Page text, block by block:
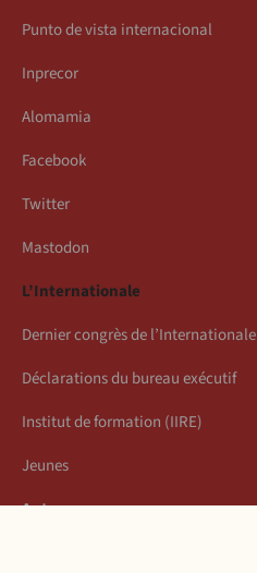
Punto de vista internacional
Inprecor
Alomamia
Facebook
Twitter
Mastodon
L’Internationale
Dernier congrès de l’Internationale
Déclarations du bureau exécutif
Institut de formation (IIRE)
Jeunes
Auteurs